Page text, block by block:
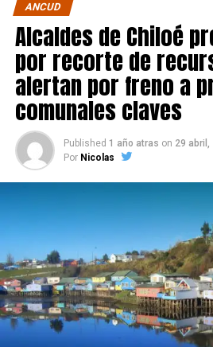
ANCUD
Alcaldes de Chiloé
por recorte de
alertan por freno a
comunales claves
Published 1 año atras on 29 abril,
Por Nicolas